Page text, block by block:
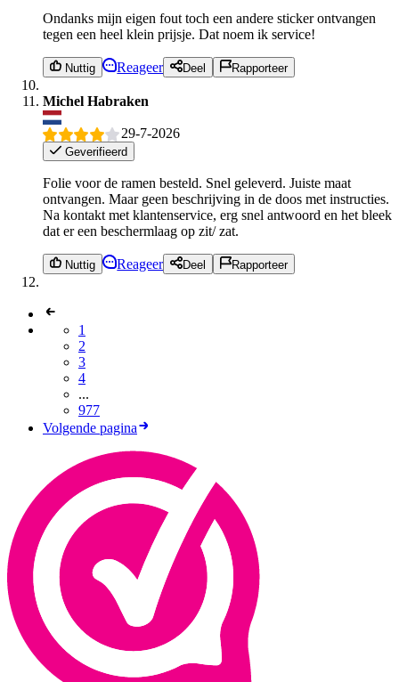
Ondanks mijn eigen fout toch een andere sticker ontvangen
tegen een heel klein prijsje. Dat noem ik service!
Nuttig Reageer Deel Rapporteer
Michel Habraken
29-7-2026
Geverifieerd
Folie voor de ramen besteld. Snel geleverd. Juiste maat
ontvangen. Maar geen beschrijving in de doos met instructies.
Na kontakt met klantenservice, erg snel antwoord en het bleek
dat er een beschermlaag op zit/ zat.
Nuttig Reageer Deel Rapporteer
1
2
3
4
...
977
Volgende pagina